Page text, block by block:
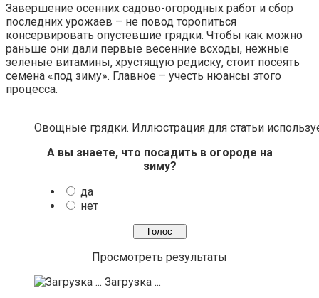
Завершение осенних садово-огородных работ и сбор
последних урожаев – не повод торопиться
консервировать опустевшие грядки. Чтобы как можно
раньше они дали первые весенние всходы, нежные
зеленые витамины, хрустящую редиску, стоит посеять
семена «под зиму». Главное – учесть нюансы этого
процесса.
Овощные грядки. Иллюстрация для статьи
А вы знаете, что посадить в огороде на
зиму?
да
нет
Просмотреть результаты
Загрузка ...